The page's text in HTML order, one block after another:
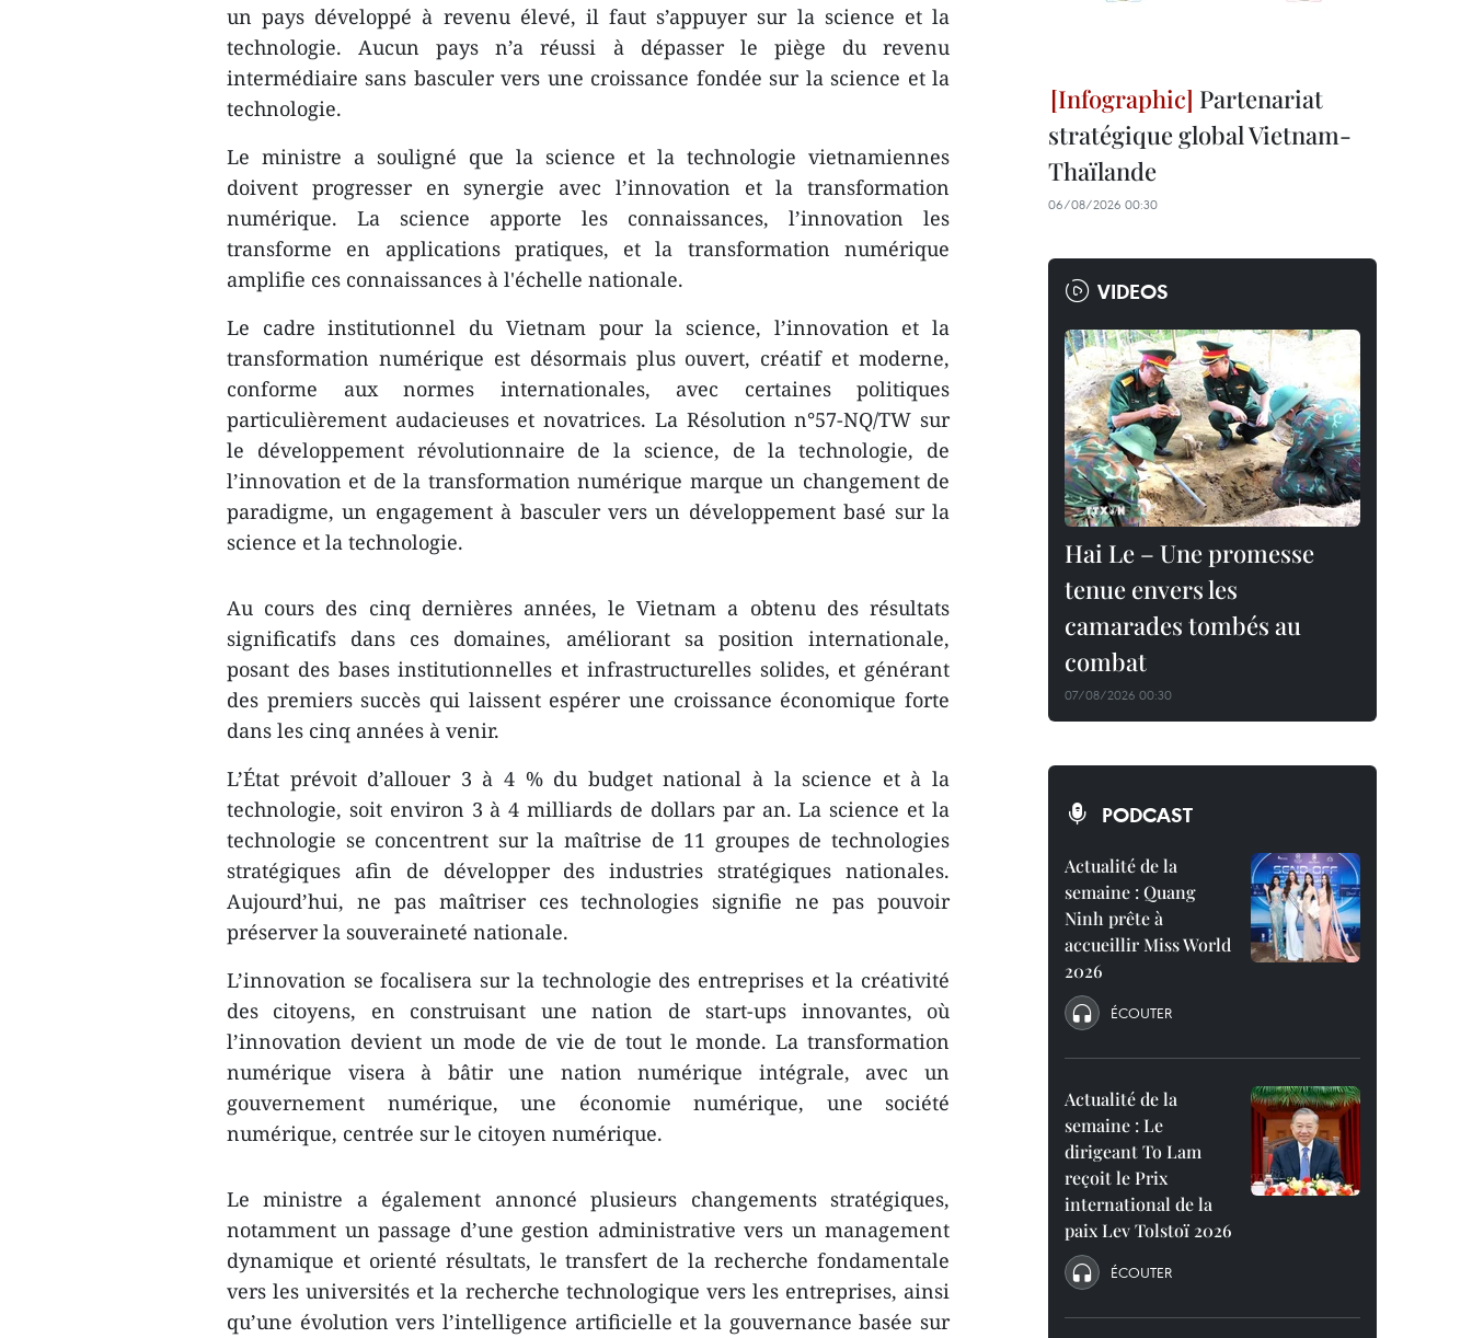
un pays développé à revenu élevé, il faut s’appuyer sur la science et la
technologie. Aucun pays n’a réussi à dépasser le piège du revenu
intermédiaire sans basculer vers une croissance fondée sur la science et la
technologie.
Le ministre a souligné que la science et la technologie vietnamiennes
doivent progresser en synergie avec l’innovation et la transformation
numérique. La science apporte les connaissances, l’innovation les
transforme en applications pratiques, et la transformation numérique
amplifie ces connaissances à l'échelle nationale.
Le cadre institutionnel du Vietnam pour la science, l’innovation et la
transformation numérique est désormais plus ouvert, créatif et moderne,
conforme aux normes internationales, avec certaines politiques
particulièrement audacieuses et novatrices. La Résolution n°57-NQ/TW sur
le développement révolutionnaire de la science, de la technologie, de
l’innovation et de la transformation numérique marque un changement de
paradigme, un engagement à basculer vers un développement basé sur la
science et la technologie.
Au cours des cinq dernières années, le Vietnam a obtenu des résultats
significatifs dans ces domaines, améliorant sa position internationale,
posant des bases institutionnelles et infrastructurelles solides, et générant
des premiers succès qui laissent espérer une croissance économique forte
dans les cinq années à venir.
L’État prévoit d’allouer 3 à 4 % du budget national à la science et à la
technologie, soit environ 3 à 4 milliards de dollars par an. La science et la
technologie se concentrent sur la maîtrise de 11 groupes de technologies
stratégiques afin de développer des industries stratégiques nationales.
Aujourd’hui, ne pas maîtriser ces technologies signifie ne pas pouvoir
préserver la souveraineté nationale.
L’innovation se focalisera sur la technologie des entreprises et la créativité
des citoyens, en construisant une nation de start-ups innovantes, où
l’innovation devient un mode de vie de tout le monde. La transformation
numérique visera à bâtir une nation numérique intégrale, avec un
gouvernement numérique, une économie numérique, une société
numérique, centrée sur le citoyen numérique.
Le ministre a également annoncé plusieurs changements stratégiques,
notamment un passage d’une gestion administrative vers un management
dynamique et orienté résultats, le transfert de la recherche fondamentale
vers les universités et la recherche technologique vers les entreprises, ainsi
qu’une évolution vers l’intelligence artificielle et la gouvernance basée sur
Partenariat
stratégique global Vietnam-
Thaïlande
06/08/2026 00:30
VIDEOS
Hai Le – Une promesse
tenue envers les
camarades tombés au
combat
07/08/2026 00:30
PODCAST
Actualité de la
semaine : Quang
Ninh prête à
accueillir Miss World
2026
ÉCOUTER
Actualité de la
semaine : Le
dirigeant To Lam
reçoit le Prix
international de la
paix Lev Tolstoï 2026
ÉCOUTER